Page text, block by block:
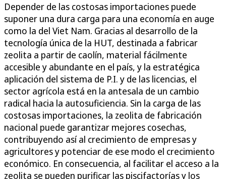
Depender de las costosas importaciones puede
suponer una dura carga para una economía en auge
como la del Viet Nam. Gracias al desarrollo de la
tecnología única de la HUT, destinada a fabricar
zeolita a partir de caolín, material fácilmente
accesible y abundante en el país, y la estratégica
aplicación del sistema de P.I. y de las licencias, el
sector agrícola está en la antesala de un cambio
radical hacia la autosuficiencia. Sin la carga de las
costosas importaciones, la zeolita de fabricación
nacional puede garantizar mejores cosechas,
contribuyendo así al crecimiento de empresas y
agricultores y potenciar de ese modo el crecimiento
económico. En consecuencia, al facilitar el acceso a la
zeolita se pueden purificar las piscifactorías y los